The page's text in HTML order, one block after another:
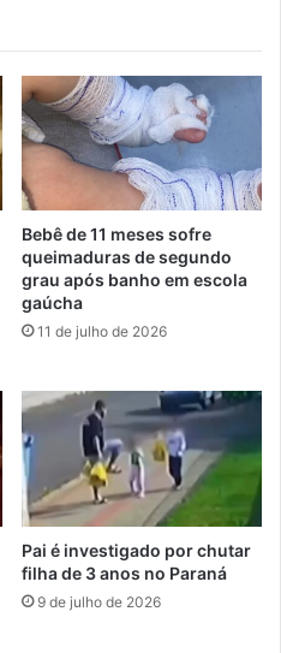
Bebê de 11 meses sofre
queimaduras de segundo
grau após banho em escola
gaúcha
11 de julho de 2026
Pai é investigado por chutar
filha de 3 anos no Paraná
9 de julho de 2026